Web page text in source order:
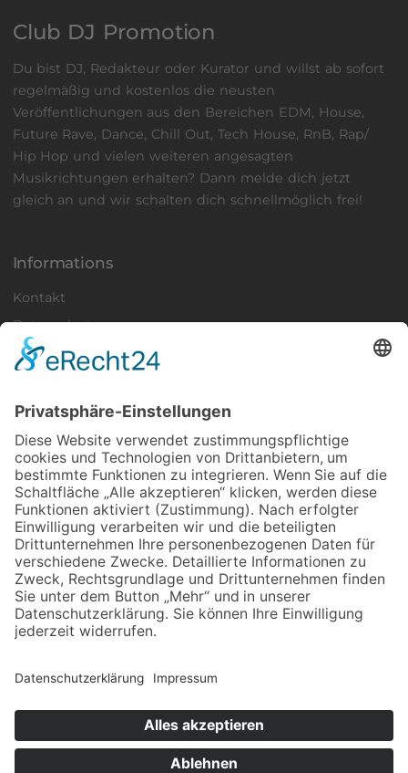
Club DJ Promotion
Du bist DJ, Redakteur oder Kurator und willst ab sofort
regelmäßig und kostenlos die neusten
Veröffentlichungen aus den Bereichen EDM, House,
Future Rave, Dance, Chill Out, Tech House, RnB, Rap/
Hip Hop und vielen weiteren angesagten
Musikrichtungen erhalten? Dann melde dich jetzt
gleich an und wir schalten dich schnellmöglich frei!
Informations
Kontakt
Datenschutz
Impressum
Club DJ Promotion
ist ein Projekt der
KHB Marketing
Sven Hessel
Bahnhofstrasse 70
D-08547 Jößnitz/ Plauen
+49-(0)3741-529598
info@club-dj-promotion.de